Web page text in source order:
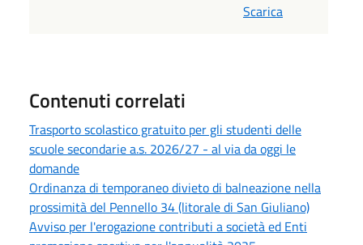
Scarica
Contenuti correlati
Trasporto scolastico gratuito per gli studenti delle
scuole secondarie a.s. 2026/27 - al via da oggi le
domande
Ordinanza di temporaneo divieto di balneazione nella
prossimità del Pennello 34 (litorale di San Giuliano)
Avviso per l'erogazione contributi a società ed Enti